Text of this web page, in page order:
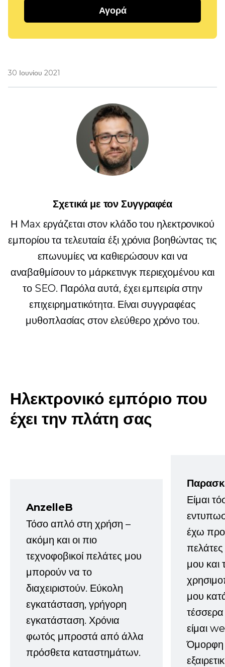
Αγορά
30 Ιουνίου 2021
Σχετικά με τον Συγγραφέα
Η Max εργάζεται στον κλάδο του ηλεκτρονικού
εμπορίου τα τελευταία έξι χρόνια βοηθώντας τις
επωνυμίες να καθιερώσουν και να
αναβαθμίσουν το μάρκετινγκ περιεχομένου και
το SEO. Παρόλα αυτά, έχει εμπειρία στην
επιχειρηματικότητα. Είναι συγγραφέας
μυθοπλασίας στον ελεύθερο χρόνο του.
Ηλεκτρονικό εμπόριο που
έχει την πλάτη σας
AnzelleB
Τόσο απλό στη χρήση –
ακόμη και οι πιο
τεχνοφοβικοί πελάτες μου
μπορούν να το
διαχειριστούν. Εύκολη
εγκατάσταση, γρήγορη
εγκατάσταση. Χρόνια
φωτός μπροστά από άλλα
πρόσθετα καταστημάτων.
Είμαι
έχω
μου και
μου
είμαι
Όμορφη